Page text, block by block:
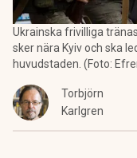
Ukrainska frivilliga
sker nära Kyiv och ska
huvudstaden. (Foto:
Torbjörn
Karlgren